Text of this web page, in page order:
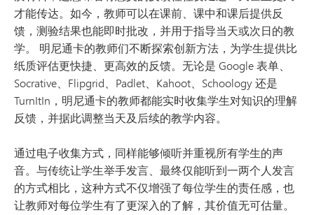
才能传达。如今，教师可以在课前、课中和课后提供反
馈，测验结果也能即时批改，并用于指导当天或次日的教
学。 明尼通卡的教师们不断探索创新方法，为学生提供比
纸质评估更快捷、更高效的反馈。无论是 Google 表单、
Socrative、Flipgrid、Padlet、Kahoot、Schoology 还是
TurnItIn，明尼通卡的教师都能实时收集学生对知识的理解
反馈，并据此调整当天及后续的教学内容。
通过电子收集方式，同样能够倾听并重视所有学生的声
音。与传统让学生举手发言、最终仅能听到一两个人发言
的方式相比，这种方式不仅增强了每位学生的责任感，也
让教师对每位学生有了更深入的了解，其价值无可估量。